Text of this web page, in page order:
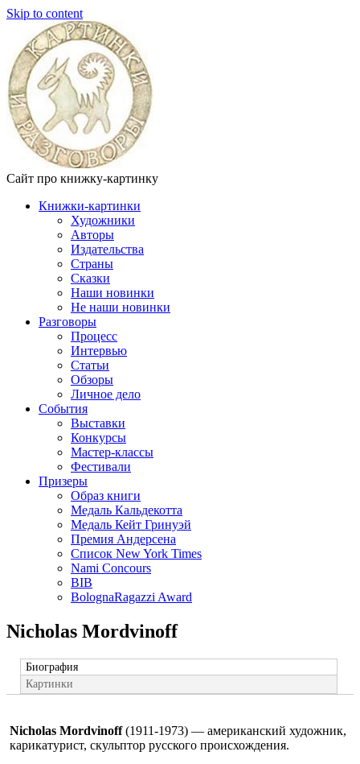
Skip to content
Сайт про книжку-картинку
Книжки-картинки
Художники
Авторы
Издательства
Страны
Сказки
Наши новинки
Не наши новинки
Разговоры
Процесс
Интервью
Статьи
Обзоры
Личное дело
События
Выставки
Конкурсы
Мастер-классы
Фестивали
Призеры
Образ книги
Медаль Кальдекотта
Медаль Кейт Гринуэй
Премия Андерсена
Список New York Times
Nami Concours
BIB
BolognaRagazzi Award
Nicholas Mordvinoff
Биография
Картинки
Nicholas Mordvinoff(1911-1973) — американский художник,
карикатурист, скульптор русского происхождения.